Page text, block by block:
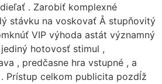
. Zarobiť komplexné
stávku na voskovať Å stupňovitý
VIP výhoda astát významný
hotovosť stimul ,
, predčasne hra vstupné , a
Prístup celkom publicita pozdĺž